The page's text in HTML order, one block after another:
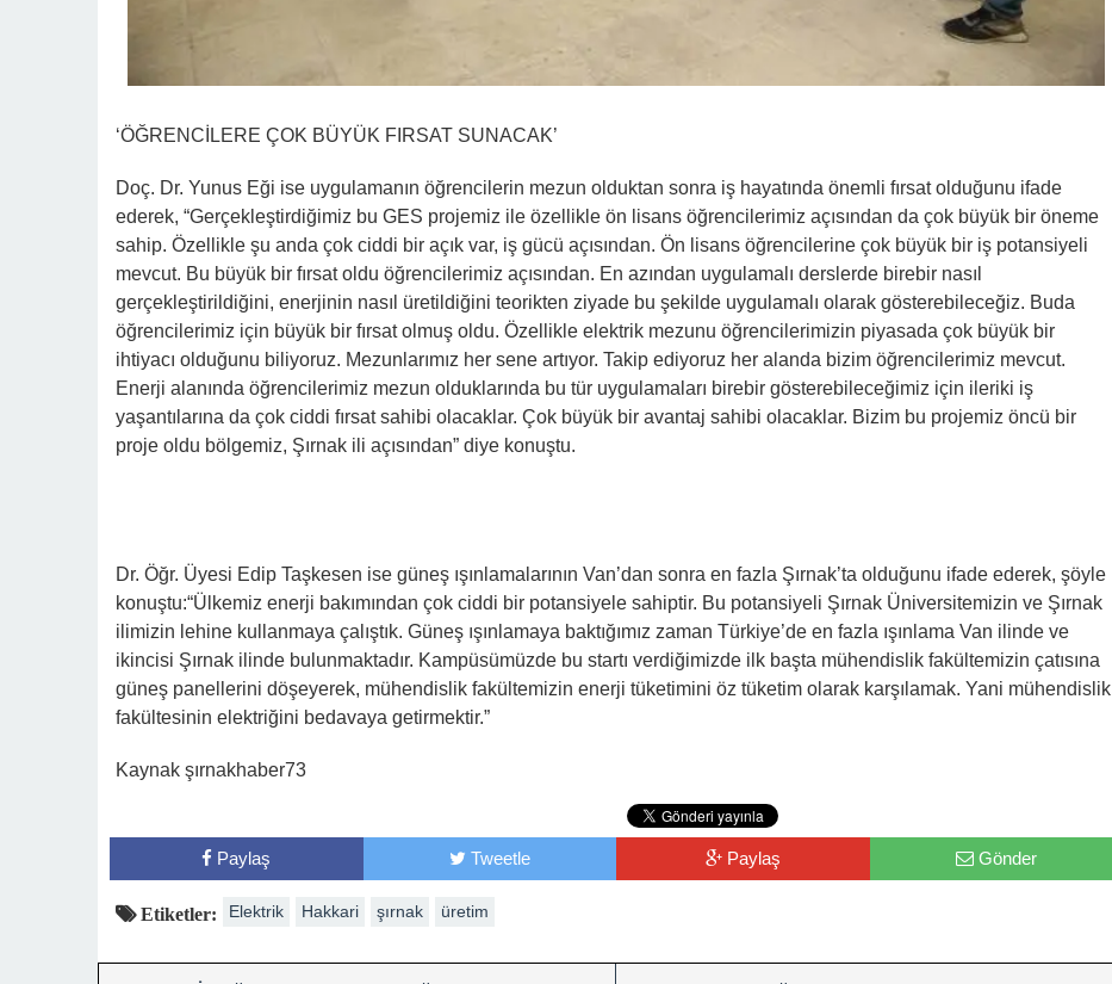
‘ÖĞRENCİLERE ÇOK BÜYÜK FIRSAT SUNACAK’
Doç. Dr. Yunus Eği ise uygulamanın öğrencilerin mezun olduktan sonra iş hayatında önemli fırsat olduğunu ifade
ederek, “Gerçekleştirdiğimiz bu GES projemiz ile özellikle ön lisans öğrencilerimiz açısından da çok büyük bir öneme
sahip. Özellikle şu anda çok ciddi bir açık var, iş gücü açısından. Ön lisans öğrencilerine çok büyük bir iş potansiyeli
mevcut. Bu büyük bir fırsat oldu öğrencilerimiz açısından. En azından uygulamalı derslerde birebir nasıl
gerçekleştirildiğini, enerjinin nasıl üretildiğini teorikten ziyade bu şekilde uygulamalı olarak gösterebileceğiz. Buda
öğrencilerimiz için büyük bir fırsat olmuş oldu. Özellikle elektrik mezunu öğrencilerimizin piyasada çok büyük bir
ihtiyacı olduğunu biliyoruz. Mezunlarımız her sene artıyor. Takip ediyoruz her alanda bizim öğrencilerimiz mevcut.
Enerji alanında öğrencilerimiz mezun olduklarında bu tür uygulamaları birebir gösterebileceğimiz için ileriki iş
yaşantılarına da çok ciddi fırsat sahibi olacaklar. Çok büyük bir avantaj sahibi olacaklar. Bizim bu projemiz öncü bir
proje oldu bölgemiz, Şırnak ili açısından” diye konuştu.
Dr. Öğr. Üyesi Edip Taşkesen ise güneş ışınlamalarının Van’dan sonra en fazla Şırnak’ta olduğunu ifade ederek, şöyle
konuştu:“Ülkemiz enerji bakımından çok ciddi bir potansiyele sahiptir. Bu potansiyeli Şırnak Üniversitemizin ve Şırnak
ilimizin lehine kullanmaya çalıştık. Güneş ışınlamaya baktığımız zaman Türkiye’de en fazla ışınlama Van ilinde ve
ikincisi Şırnak ilinde bulunmaktadır. Kampüsümüzde bu startı verdiğimizde ilk başta mühendislik fakültemizin çatısına
güneş panellerini döşeyerek, mühendislik fakültemizin enerji tüketimini öz tüketim olarak karşılamak. Yani mühendislik
fakültesinin elektriğini bedavaya getirmektir.”
Kaynak şırnakhaber73
Paylaş Tweetle Paylaş Gönder
Etiketler: Elektrik Hakkari şırnak üretim